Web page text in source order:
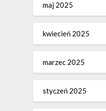
maj 2025
kwiecień 2025
marzec 2025
styczeń 2025